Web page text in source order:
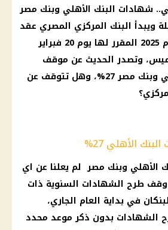
.. شهادات البنك الأهلي وبنك مصر
ويبدأ البنك المركزي المصري عقد
المقرر لها يوم
20 فبراير
وتصدر الحديث عن موقف
وبنك مصر 27%، وهل تتوقف عن
الأهلي 27%
الأهلي وبنك مصرلم يعلنا عن اي
وقف طرح الشهادات السنوية ذات
البنكان في بداية العام الجاري،
الشهادات بدون ذكرموعد محدد